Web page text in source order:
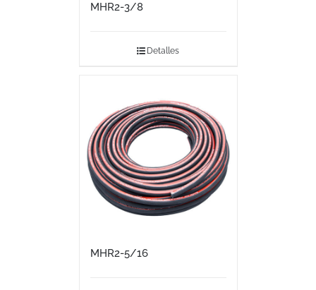
MHR2-3/8
Detalles
MHR2-5/16